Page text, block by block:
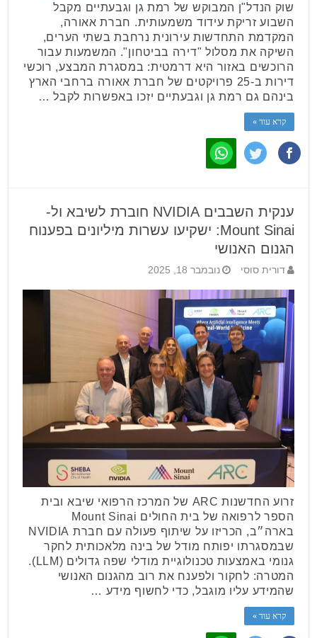
שוק הנדל"ן המבוקש של רמת גן וגבעתיים מקבל
השבוע זריקת עידוד משמעותית. חברת אאורה,
המקדמת התחדשות עירונית נרחבת בשתי הערים,
השיקה את מסלול "דירה בביטחון". המשמעות עבור
הרוכשים באזור היא דרמטית: במסגרת המבצע, רוכשי
דירות ב-25 פרויקטים של חברת אאורה ברחבי הארץ
בינהם גם רמת גן וגבעתיים יזכו באפשרות לקבל …
קרא עוד »
ענקית השבבים NVIDIA חוברת לשיבא ול-
Mount Sinai: ישקיעו עשרות מיליונים בפענוח
הגנום האנושי
דורית סוסי נובמבר 18, 2025
זרוע החדשנות ARC של המרכז הרפואי שיבא ובית
הספר לרפואה של בית החולים Mount Sinai
בארה״ב, הכריזו על שיתוף פעולה עם חברת NVIDIA
שבמסגרתו יפותח מודל של בינה מלאכותית לחקר
גנומי באמצעות טכנולוגיית מודלי שפה גדולים (LLM).
המטרה: לחקור ולפענח את רוב מהגנום האנושי
שהמידע עליו מוגבל, כדי לחשוף מידע …
קרא עוד »